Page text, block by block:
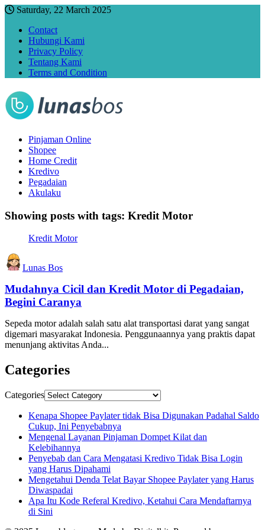
Saturday, 22 March 2025
Contact
Hubungi Kami
Privacy Policy
Tentang Kami
Terms and Condition
Pinjaman Online
Shopee
Home Credit
Kredivo
Pegadaian
Akulaku
Showing posts with tags: Kredit Motor
Kredit Motor
Lunas Bos
Mudahnya Cicil dan Kredit Motor di Pegadaian,
Begini Caranya
Sepeda motor adalah salah satu alat transportasi darat yang sangat
digemari masyarakat Indonesia. Penggunaannya yang praktis dapat
menunjang aktivitas Anda...
Categories
Categories
Kenapa Shopee Paylater tidak Bisa Digunakan Padahal Saldo
Cukup, Ini Penyebabnya
Mengenal Layanan Pinjaman Dompet Kilat dan
Kelebihannya
Penyebab dan Cara Mengatasi Kredivo Tidak Bisa Login
yang Harus Dipahami
Mengetahui Denda Telat Bayar Shopee Paylater yang Harus
Diwaspadai
Apa Itu Kode Referal Kredivo, Ketahui Cara Mendaftarnya
di Sini